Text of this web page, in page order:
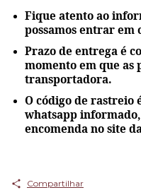
Fique atento ao
possamos entrar em
Prazo de entrega é
momento em que as
transportadora.
O código de rastreio
whatsapp
encomenda no site
Compartilhar